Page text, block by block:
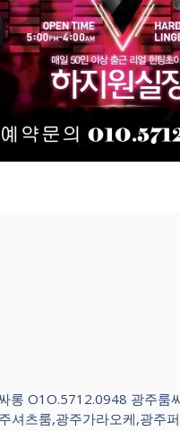
롱 O1O.5712.0948 광주룸
셔츠룸,광주가라오케,광주